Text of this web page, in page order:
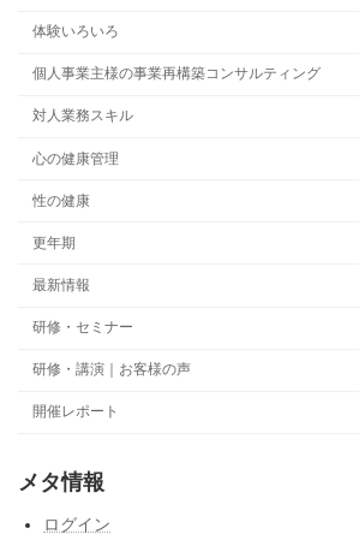
体験いろいろ
個人事業主様の事業再構築コンサルティング
対人業務スキル
心の健康管理
性の健康
更年期
最新情報
研修・セミナー
研修・講演｜お客様の声
開催レポート
メタ情報
ログイン